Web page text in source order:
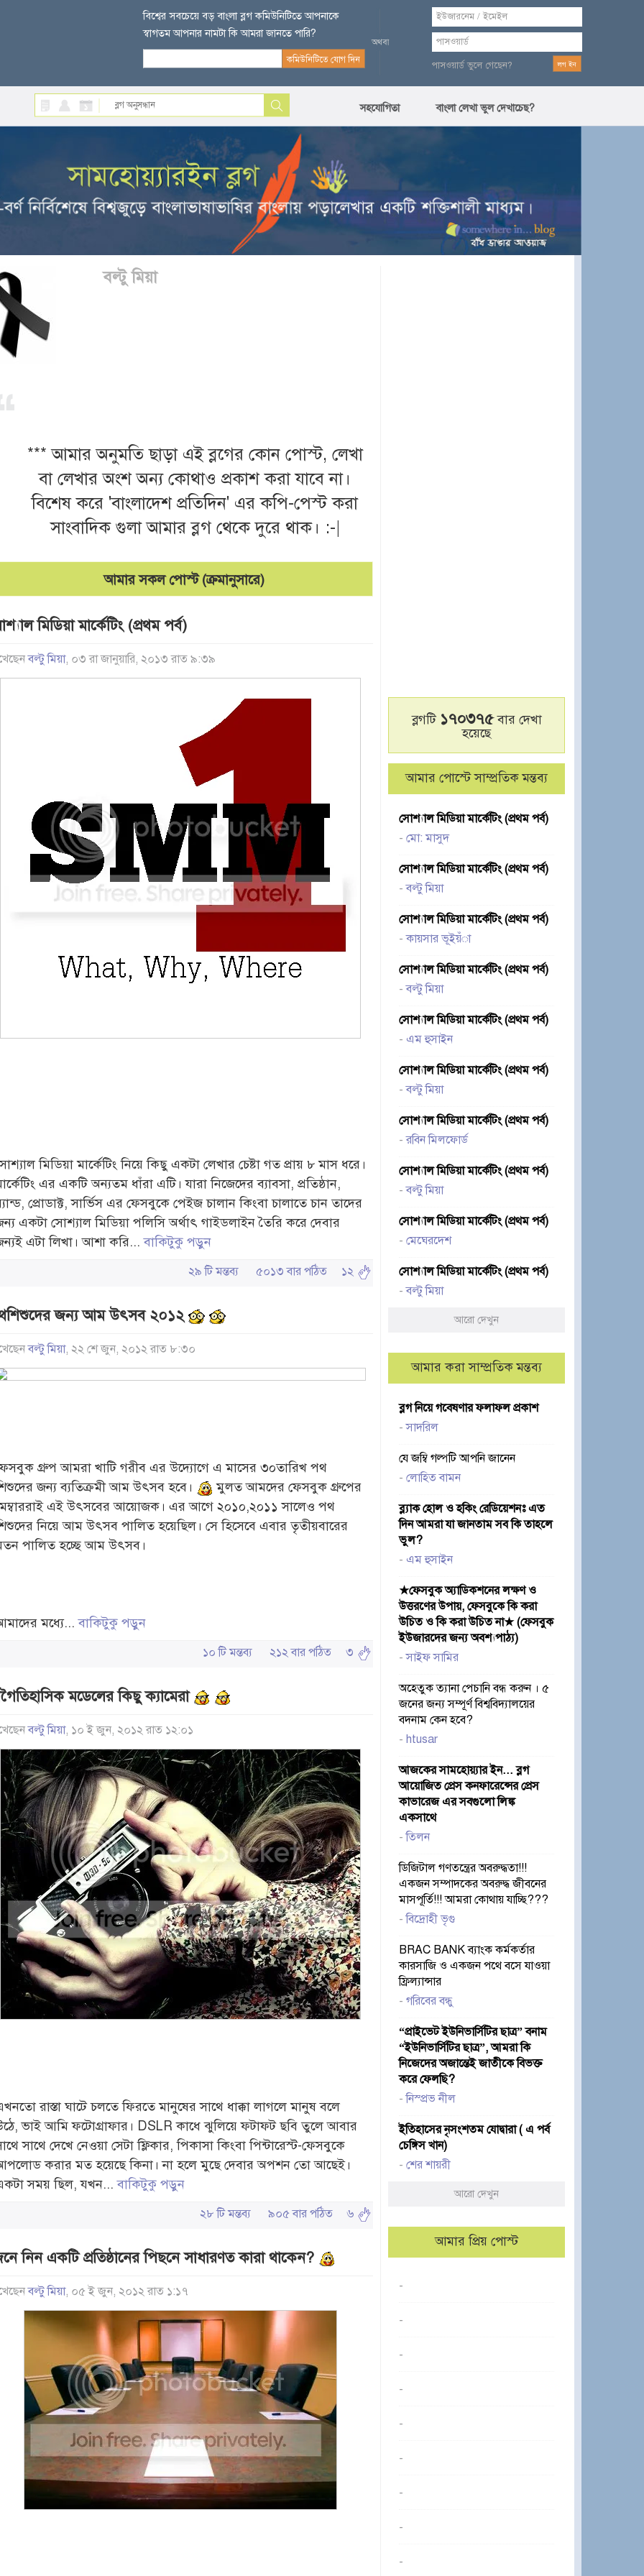
বিশ্বের সবচেয়ে বড় বাংলা ব্লগ কমিউনিটিতে আপনাকে
স্বাগতম আপনার নামটা কি আমরা জানতে পারি?
পাসওয়ার্ড ভুলে গেছেন?
সহযোগিতা বাংলা লেখা ভুল দেখাচেছ?
বল্টু মিয়া
*** আমার অনুমতি ছাড়া এই ব্লগের কোন পোস্ট, লেখা
বা লেখার অংশ অন্য কোথাও প্রকাশ করা যাবে না।
বিশেষ করে 'বাংলাদেশ প্রতিদিন' এর কপি-পেস্ট করা
সাংবাদিক গুলা আমার ব্লগ থেকে দুরে থাক। :-|
আমার সকল পোস্ট (ক্রমানুসারে)
মিডিয়া মার্কেটিং (প্রথম পর্ব)
বল্টু মিয়া, ০৩ রা জানুয়ারি, ২০১৩ রাত ৯:৩৯
মিডিয়া মার্কেটিং নিয়ে কিছু একটা লেখার চেষ্টা গত প্রায় ৮ মাস ধরে।
এর একটি অন্যতম ধাঁরা এটি। যারা নিজেদের ব্যাবসা, প্রতিষ্ঠান,
প্রোডাক্ট, সার্ভিস এর ফেসবুকে পেইজ চালান কিংবা চালাতে চান তাদের
একটা সোশ্যাল মিডিয়া পলিসি অর্থাৎ গাইডলাইন তৈরি করে দেবার
এটা লিখা। আশা করি...বাকিটুকু পড়ুন
২৯ টি মন্তব্য ৫০১৩ বার পঠিত ১২
জন্য আম উৎসব ২০১২
বল্টু মিয়া, ২২ শে জুন, ২০১২ রাত ৮:৩০
গ্রুপ আমরা খাটি গরীব এর উদ্যোগে এ মাসের ৩০তারিখ পথ
জন্য ব্যতিক্রমী আম উৎসব হবে।
মুলত আমদের ফেসবুক গ্রুপের
এই উৎসবের আয়োজক। এর আগে ২০১০,২০১১ সালেও পথ
নিয়ে আম উৎসব পালিত হয়েছিল। সে হিসেবে এবার তৃতীয়বারের
পালিত হচ্ছে আম উৎসব।
মধ্যে...বাকিটুকু পড়ুন
১০ টি মন্তব্য ২১২ বার পঠিত ৩
মডেলের কিছু ক্যামেরা
বল্টু মিয়া, ১০ ই জুন, ২০১২ রাত ১২:০১
রাস্তা ঘাটে চলতে ফিরতে মানুষের সাথে ধাক্কা লাগলে মানুষ বলে
ভাই আমি ফটোগ্রাফার। DSLR কাধে ঝুলিয়ে ফটাফট ছবি তুলে আবার
সাথে দেখে নেওয়া সেটা ফ্লিকার, পিকাসা কিংবা পিন্টারেস্ট-ফেসবুকে
করার মত হয়েছে কিনা। না হলে মুছে দেবার অপশন তো আছেই।
সময় ছিল, যখন...বাকিটুকু পড়ুন
২৮ টি মন্তব্য ৯০৫ বার পঠিত৬
নিন একটি প্রতিষ্ঠানের পিছনে সাধারণত কারা থাকেন?
বল্টু মিয়া, ০৫ ই জুন, ২০১২ রাত ১:১৭
ব্লগটি ১৭০৩৭৫বার দেখা
হয়েছে
আমার পোস্টে সাম্প্রতিক মন্তব্য
সোশ্যাল মিডিয়া মার্কেটিং (প্রথম পর্ব)
- মো: মাসুদ
সোশ্যাল মিডিয়া মার্কেটিং (প্রথম পর্ব)
-বল্টু মিয়া
সোশ্যাল মিডিয়া মার্কেটিং (প্রথম পর্ব)
-কায়সার ভূইয়ঁা
সোশ্যাল মিডিয়া মার্কেটিং (প্রথম পর্ব)
-বল্টু মিয়া
সোশ্যাল মিডিয়া মার্কেটিং (প্রথম পর্ব)
- এম হুসাইন
সোশ্যাল মিডিয়া মার্কেটিং (প্রথম পর্ব)
-বল্টু মিয়া
সোশ্যাল মিডিয়া মার্কেটিং (প্রথম পর্ব)
-রবিন মিলফোর্ড
সোশ্যাল মিডিয়া মার্কেটিং (প্রথম পর্ব)
-বল্টু মিয়া
সোশ্যাল মিডিয়া মার্কেটিং (প্রথম পর্ব)
- মেঘেরদেশ
সোশ্যাল মিডিয়া মার্কেটিং (প্রথম পর্ব)
-বল্টু মিয়া
আরো দেখুন
আমার করা সাম্প্রতিক মন্তব্য
ব্লগ নিয়ে গবেষণার ফলাফল প্রকাশ
-সাদরিল
যে জম্বি গল্পটি আপনি জানেন
- লোহিত বামন
ব্ল্যাক হোল ও হকিং রেডিয়েশনঃ এত
দিন আমরা যা জানতাম সব কি তাহলে
ভুল?
- এম হুসাইন
★ফেসবুক অ্যাডিকশনের লক্ষণ ও
উত্তরণের উপায়, ফেসবুকে কি করা
উচিত ও কি করা উচিত না★ (ফেসবুক
ইউজারদের জন্য অবশ্যপাঠ্য)
-সাইফ সামির
অহেতুক ত্যানা পেচানি বন্ধ করুন । ৫
জনের জন্য সম্পূর্ণ বিশ্ববিদ্যালয়ের
বদনাম কেন হবে?
- htusar
আজকের সামহোয়্যার ইন... ব্লগ
আয়োজিত প্রেস কনফারেন্সের প্রেস
কাভারেজ এর সবগুলো লিঙ্ক
একসাথে
-তিলন
ডিজিটাল গণতন্ত্রের অবরুদ্ধতা!!!
একজন সম্পাদকের অবরুদ্ধ জীবনের
মাসপূর্তি!!! আমরা কোথায় যাচ্ছি???
-বিদ্রোহী ভৃগু
BRAC BANK ব্যাংক কর্মকর্তার
কারসাজি ও একজন পথে বসে যাওয়া
ফ্রিল্যান্সার
- গরিবের বন্ধু
“প্রাইভেট ইউনিভার্সিটির ছাত্র” বনাম
“ইউনিভার্সিটির ছাত্র”, আমরা কি
নিজেদের অজান্তেই জাতীকে বিভক্ত
করে ফেলছি?
-নিস্প্রভ নীল
ইতিহাসের নৃসংশতম যোদ্বারা ( এ পর্ব
চেঙ্গিস খান)
- শের শায়রী
আরো দেখুন
আমার প্রিয় পোস্ট
-
-
-
-
-
-
-
-
-